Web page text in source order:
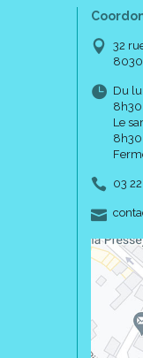
32
Du
Le
8h30
03